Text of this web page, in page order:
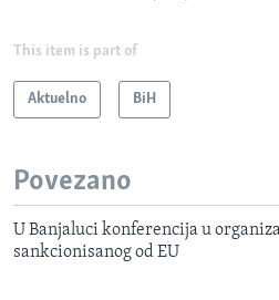
This item is part of
Aktuelno BiH
Povezano
U Banjaluci konferencija u
sankcionisanog od EU